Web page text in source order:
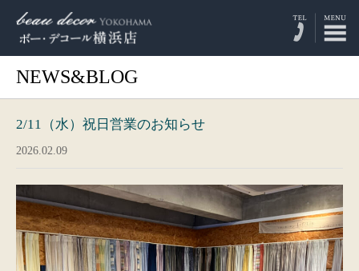
NEWS&BLOG
2/11（水）祝日営業のお知らせ
2026.02.09